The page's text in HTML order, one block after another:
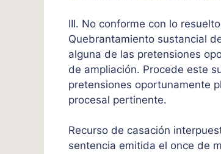
III. No conforme con lo
Quebrantamiento sustancial
alguna de las pretensiones
de ampliación. Procede este
pretensiones oportunamente
procesal pertinente.
Recurso de casación
sentencia emitida el once de